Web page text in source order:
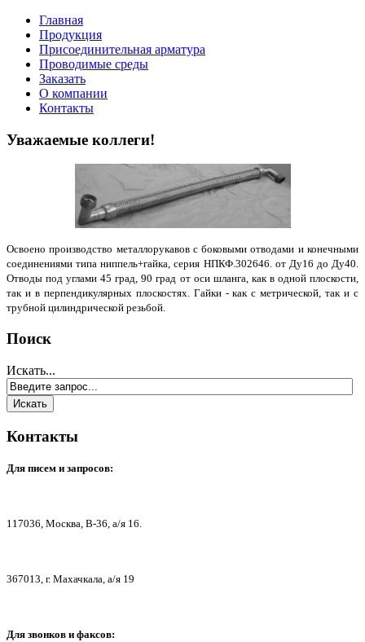
Главная
Продукция
Присоединительная арматура
Проводимые среды
Заказать
О компании
Контакты
Уважаемые коллеги!
Освоено производство металлорукавов с боковыми отводами и конечными
соединениями типа ниппель+гайка, серия НПКФ.302646. от Ду16 до Ду40.
Отводы под углами 45 град, 90 град от оси шланга, как в одной плоскости,
так и в перпендикулярных плоскостях. Гайки - как с метрической, так и с
трубной цилиндрической резьбой.
Поиск
Искать...
Контакты
Для писем и запросов:
117036, Москва, В-36, а/я 16.
367013, г. Махачкала, а/я 19
Для звонков и факсов: